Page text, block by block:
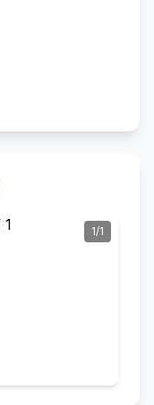
1/1